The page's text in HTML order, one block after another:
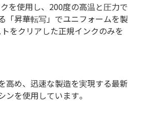
を使用し、200度の高温と圧力で
「昇華転写」でユニフォームを製
をクリアした正規インクのみを
高め、迅速な製造を実現する最新
ンを使用しています。